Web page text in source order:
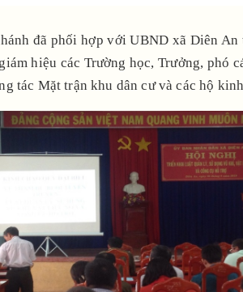
đã phối hợp với UBND xã Diên
hiệu các Trường học, Trưởng, phó
tác Mặt trận khu dân cư và các hộ